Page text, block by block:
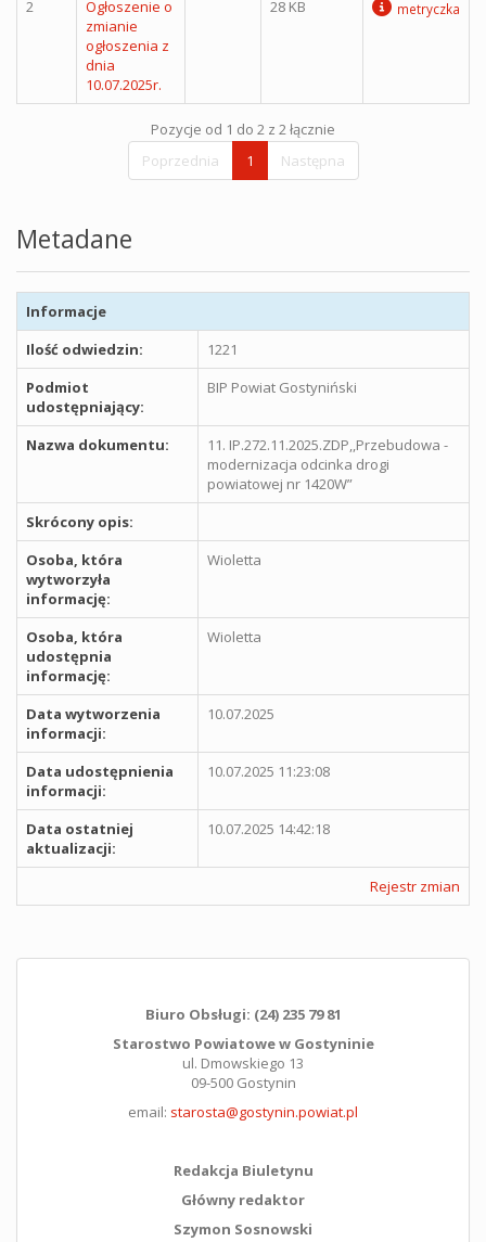
2
Ogłoszenie o
zmianie
ogłoszenia z
dnia
10.07.2025r.
28 KB metryczka
Pozycje od 1 do 2 z 2 łącznie
Poprzednia
1 Następna
Metadane
Informacje
Ilość odwiedzin:
1221
Podmiot
udostępniający:
BIP Powiat Gostyniński
Nazwa dokumentu:
11. IP.272.11.2025.ZDP,,Przebudowa -
modernizacja odcinka drogi
powiatowej nr 1420W”
Skrócony opis:
Osoba, która
wytworzyła
informację:
Wioletta
Osoba, która
udostępnia
informację:
Wioletta
Data wytworzenia
informacji:
10.07.2025
Data udostępnienia
informacji:
10.07.2025 11:23:08
Data ostatniej
aktualizacji:
10.07.2025 14:42:18
Rejestr zmian
Biuro Obsługi: (24) 235 79 81
Starostwo Powiatowe w Gostyninie
ul. Dmowskiego 13
09-500 Gostynin
email: starosta@gostynin.powiat.pl
Redakcja Biuletynu
Główny redaktor
Szymon Sosnowski